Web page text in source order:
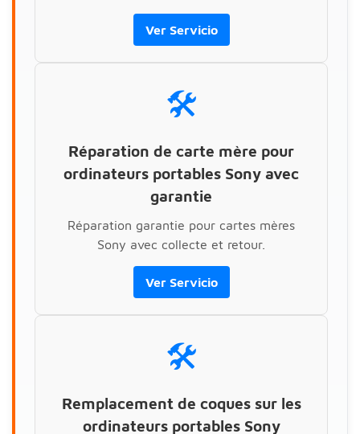
Ver Servicio
🛠️
Réparation de carte mère pour
ordinateurs portables Sony avec
garantie
Réparation garantie pour cartes mères
Sony avec collecte et retour.
Ver Servicio
🛠️
Remplacement de coques sur les
ordinateurs portables Sony